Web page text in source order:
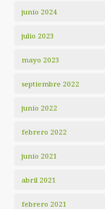
junio 2024
julio 2023
mayo 2023
septiembre 2022
junio 2022
febrero 2022
junio 2021
abril 2021
febrero 2021